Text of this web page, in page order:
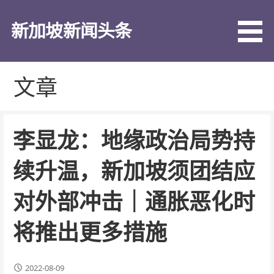
新加坡新闻头条
文章
李显龙：地缘政治局势持
续升温，新加坡须团结应
对外部冲击｜通胀恶化时
将推出更多措施
2022-08-09